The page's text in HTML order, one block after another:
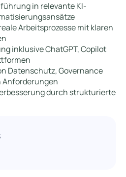
in relevante KI-
Arbeitsprozesse mit klaren
inklusive ChatGPT, Copilot
Datenschutz, Governance
durch strukturierte